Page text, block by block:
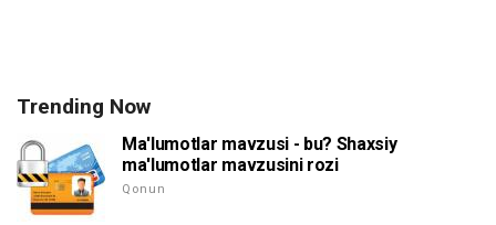
Trending Now
Ma'lumotlar mavzusi - bu? Shaxsiy
ma'lumotlar mavzusini rozi
Qonun